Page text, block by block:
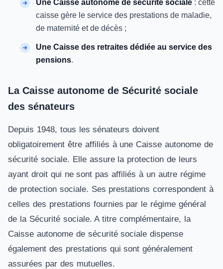
Une Caisse autonome de sécurité sociale : cette
caisse gère le service des prestations de maladie,
de maternité et de décès ;
Une Caisse des retraites dédiée au service des
pensions.
La Caisse autonome de Sécurité sociale
des sénateurs
Depuis 1948, tous les sénateurs doivent
obligatoirement être affiliés à une Caisse autonome de
sécurité sociale. Elle assure la protection de leurs
ayant droit qui ne sont pas affiliés à un autre régime
de protection sociale. Ses prestations correspondent à
celles des prestations fournies par le régime général
de la Sécurité sociale. A titre complémentaire, la
Caisse autonome de sécurité sociale dispense
également des prestations qui sont généralement
assurées par des mutuelles.